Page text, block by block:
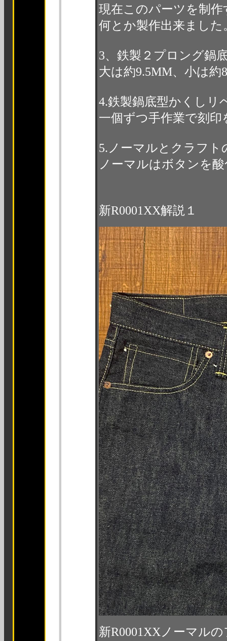
現在このパーツを制
何とか製作出来ました
3、鉄製２プロング鍋
大は約9.5MM、小は
4.鉄製鍋底型かくしリ
一個ずつ手作業で刻
5.ノーマルとクラフト
ノーマルはボタンを
新R0001XX解説１
新R0001XXノーマル